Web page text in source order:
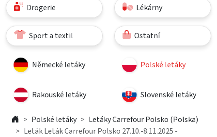
Drogerie Lékárny
Sport a textil Ostatní
Německé letáky Polské letáky
Rakouské letáky Slovenské letáky
Polské letáky
Letáky Carrefour Polsko (Polska)
Leták Leták Carrefour Polsko 27.10.-8.11.2025 -